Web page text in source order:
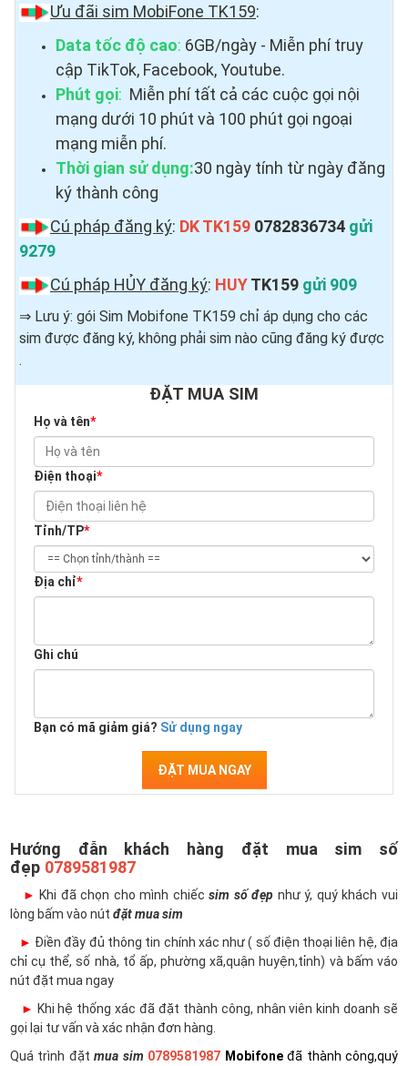
Ưu đãi sim MobiFone TK159:
Data tốc độ cao: 6GB/ngày - Miễn phí truy
cập TikTok, Facebook, Youtube.
Phút gọi: Miễn phí tất cả các cuộc gọi nội
mạng dưới 10 phút và 100 phút gọi ngoại
mạng miễn phí.
Thời gian sử dụng:30 ngày tính từ ngày đăng
ký thành công
Cú pháp đăng ký: DK TK159 0782836734 gửi
9279
Cú pháp HỦY đăng ký: HUYTK159 gửi 909
⇒ Lưu ý: gói Sim Mobifone TK159 chỉ áp dụng cho các
sim được đăng ký, không phải sim nào cũng đăng ký được ​
.
ĐẶT MUA SIM
Họ và tên*
Điện thoại*
Tỉnh/TP*
Địa chỉ*
Ghi chú
Bạn có mã giảm giá? Sử dụng ngay
ĐẶT MUA NGAY
Hướng đẫn khách hàng đặt mua sim số
đẹp 0789581987
► Khi đã chọn cho mình chiếcsim số đẹp như ý, quý khách vui
lòng bấm vào nút đặt mua sim
► Điền đầy đủ thông tin chính xác như ( số điện thoại liên hệ, địa
chỉ cụ thể, số nhà, tổ ấp, phường xã,quận huyện,tỉnh) và bấm váo
nút đặt mua ngay
► Khi hệ thống xác đã đặt thành công, nhân viên kinh doanh sẽ
gọi lại tư vấn và xác nhận đơn hàng.
Quá trình đặtmua sim 0789581987 Mobifoneđã thành công,quý